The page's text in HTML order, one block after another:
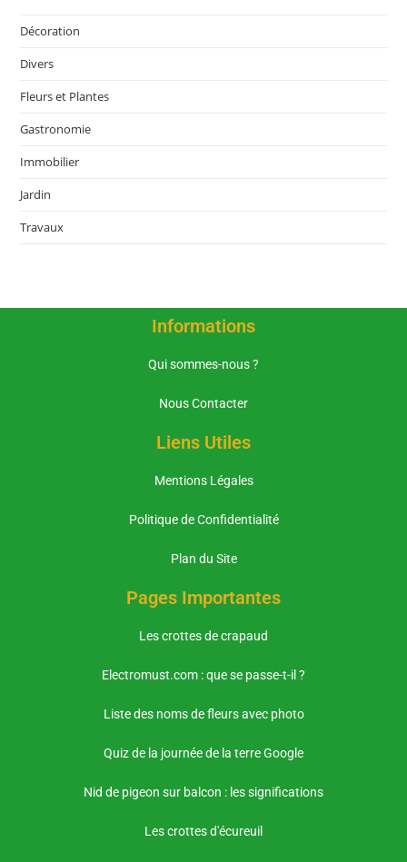
Décoration
Divers
Fleurs et Plantes
Gastronomie
Immobilier
Jardin
Travaux
Informations
Qui sommes-nous ?
Nous Contacter
Liens Utiles
Mentions Légales
Politique de Confidentialité
Plan du Site
Pages Importantes
Les crottes de crapaud
Electromust.com : que se passe-t-il ?
Liste des noms de fleurs avec photo
Quiz de la journée de la terre Google
Nid de pigeon sur balcon : les significations
Les crottes d'écureuil